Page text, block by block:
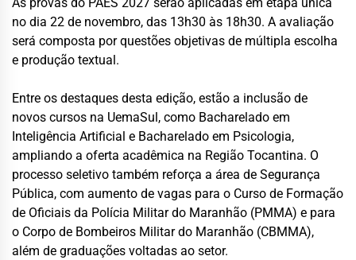
As provas do PAES 2027 serão aplicadas em etapa única
no dia 22 de novembro, das 13h30 às 18h30. A avaliação
será composta por questões objetivas de múltipla escolha
e produção textual.
Entre os destaques desta edição, estão a inclusão de
novos cursos na UemaSul, como Bacharelado em
Inteligência Artificial e Bacharelado em Psicologia,
ampliando a oferta acadêmica na Região Tocantina. O
processo seletivo também reforça a área de Segurança
Pública, com aumento de vagas para o Curso de Formação
de Oficiais da Polícia Militar do Maranhão (PMMA) e para
o Corpo de Bombeiros Militar do Maranhão (CBMMA),
além de graduações voltadas ao setor.